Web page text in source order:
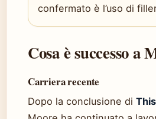
confermato è l’uso di
Cosa è successo a
Carriera recente
Dopo la conclusione di